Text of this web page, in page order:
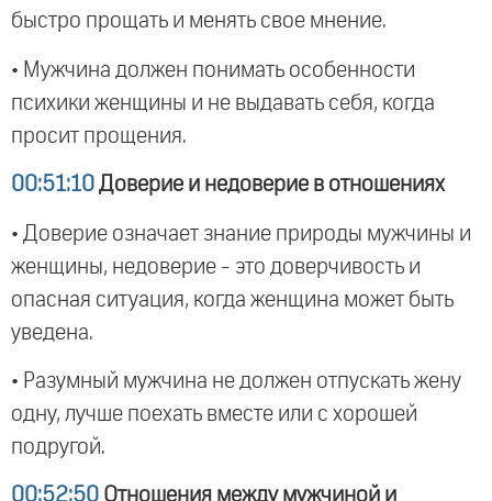
быстро прощать и менять свое мнение.
• Мужчина должен понимать особенности
психики женщины и не выдавать себя, когда
просит прощения.
00:51:10 Доверие и недоверие в отношениях
• Доверие означает знание природы мужчины и
женщины, недоверие - это доверчивость и
опасная ситуация, когда женщина может быть
уведена.
• Разумный мужчина не должен отпускать жену
одну, лучше поехать вместе или с хорошей
подругой.
00:52:50 Отношения между мужчиной и